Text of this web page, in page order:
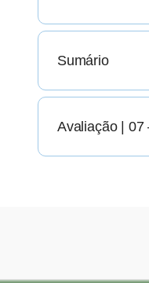
Sumário
Avaliação | 07